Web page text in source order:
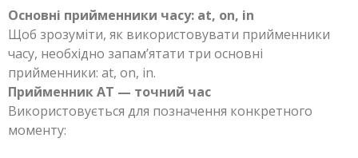
Основні прийменники часу: at, on, in
Щоб зрозуміти, як використовувати прийменники
часу, необхідно запам’ятати три основні
прийменники: at, on, in.
Прийменник AT — точний час
Використовується для позначення конкретного
моменту: